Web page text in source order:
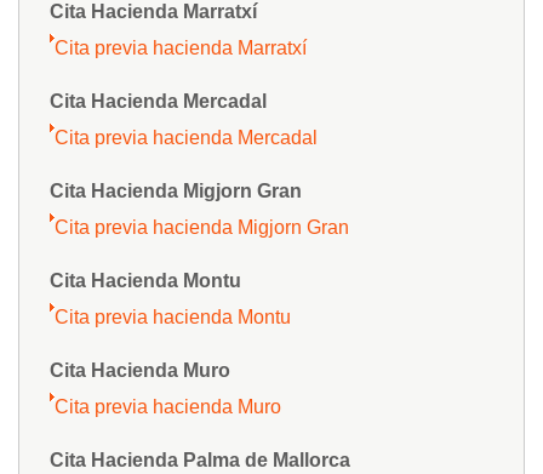
Cita Hacienda Marratxí
Cita previa hacienda Marratxí
Cita Hacienda Mercadal
Cita previa hacienda Mercadal
Cita Hacienda Migjorn Gran
Cita previa hacienda Migjorn Gran
Cita Hacienda Montu
Cita previa hacienda Montu
Cita Hacienda Muro
Cita previa hacienda Muro
Cita Hacienda Palma de Mallorca